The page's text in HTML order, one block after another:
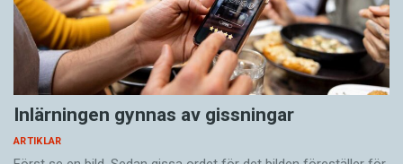
Inlärningen gynnas av gissningar
ARTIKLAR